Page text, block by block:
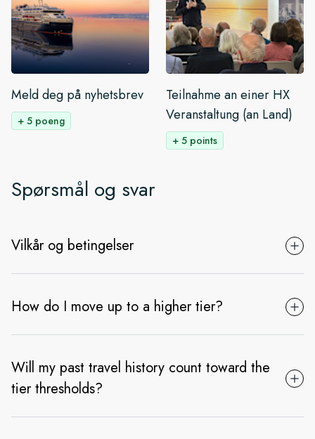
Meld deg på nyhetsbrev
+ 5 poeng
Teilnahme an einer HX
Veranstaltung (an Land)
+ 5 points
Spørsmål og svar
Vilkår og betingelser
How do I move up to a higher tier?
Will my past travel history count toward the
tier thresholds?